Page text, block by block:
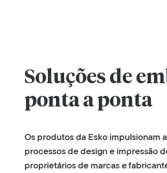
Soluções de
ponta a ponta
Os produtos da Esko impulsionam
processos de design e impressão
proprietários de marcas e